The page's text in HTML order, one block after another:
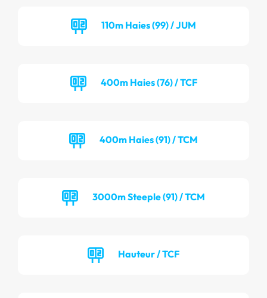
110m Haies (99) / JUM
400m Haies (76) / TCF
400m Haies (91) / TCM
3000m Steeple (91) / TCM
Hauteur / TCF